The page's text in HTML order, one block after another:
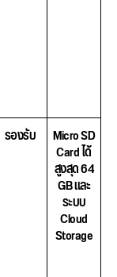
รองรับ Micro SD
Card ได้
สูงสุด 64
GB และ
ระบบ
Cloud
Storage